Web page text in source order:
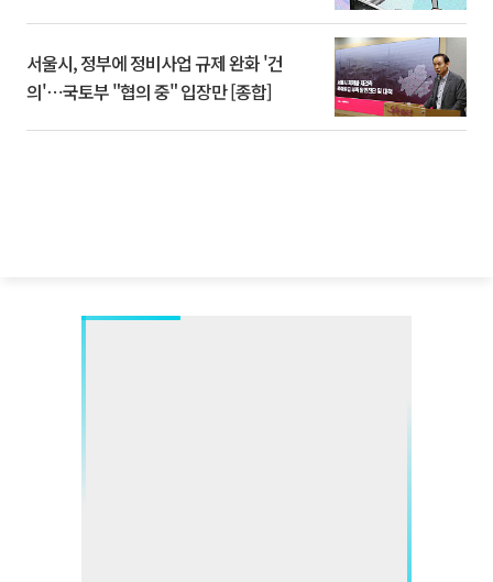
서울시, 정부에 정비사업 규제 완화 '건
의'⋯국토부 "협의 중" 입장만 [종합]